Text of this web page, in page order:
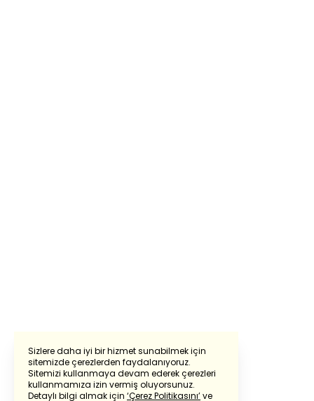
Sizlere daha iyi bir hizmet sunabilmek için
sitemizde çerezlerden faydalanıyoruz.
Sitemizi kullanmaya devam ederek çerezleri
kullanmamıza izin vermiş oluyorsunuz.
Detaylı bilgi almak için ‘Çerez Politikasını’ve
Powered by Translate